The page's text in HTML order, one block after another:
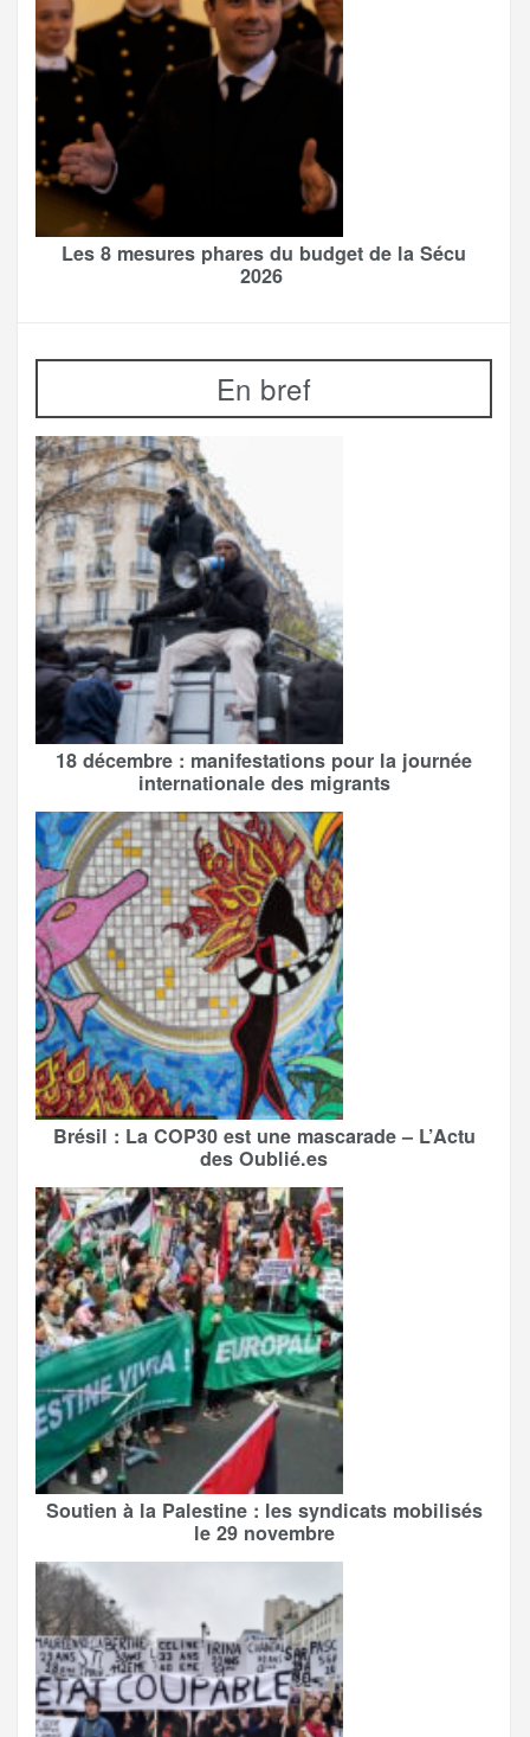
Les 8 mesures phares du budget de la Sécu
2026
En bref
18 décembre : manifestations pour la journée
internationale des migrants
Brésil : La COP30 est une mascarade – L’Actu
des Oublié.es
Soutien à la Palestine : les syndicats mobilisés
le 29 novembre